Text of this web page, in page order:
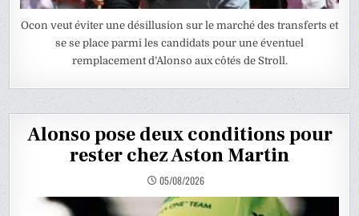
Ocon veut éviter une désillusion sur le marché des transferts et
se se place parmi les candidats pour une éventuel
remplacement d’Alonso aux côtés de Stroll.
Alonso pose deux conditions pour
rester chez Aston Martin
05/08/2026